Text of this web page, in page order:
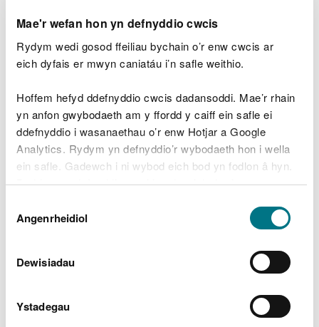
Mae'r wefan hon yn defnyddio cwcis
Rydym wedi gosod ffeiliau bychain o’r enw cwcis ar
eich dyfais er mwyn caniatáu i’n safle weithio.
Hoffem hefyd ddefnyddio cwcis dadansoddi. Mae’r rhain
yn anfon gwybodaeth am y ffordd y caiff ein safle ei
ddefnyddio i wasanaethau o’r enw Hotjar a Google
Analytics. Rydym yn defnyddio’r wybodaeth hon i wella
ein safle. Gadewch i ni wybod eich bod yn fodlon â hyn.
Byddwn yn defnyddio cwci i gadw eich dewis.
Gellirdarllen mwy am ein cwcis cyn i chi ddewis.
Caniatâd
Angenrheidiol
Dewisiadau
Ystadegau
Iwan G. Hughes, ArweinyddTîm Trwyddedu
Rhywogaethau
Llofnodwyd ar gyfer ac ar ran Cyfoeth Naturiol
Amodau
1. Gellir dim ond dibynnu ar y drwydded hon lle nad
yw'r anifail a ryddhawyd wedi ei gymryd gan
weithred anghyfreithlon.
2. Mae'r drwydded hon yn berthnasol yn unig i'r
agos â phosibl at y lleoliad lle cawsant eu cymryd
neu'n hatal, ond gall gael ei ryddhau hyd at un